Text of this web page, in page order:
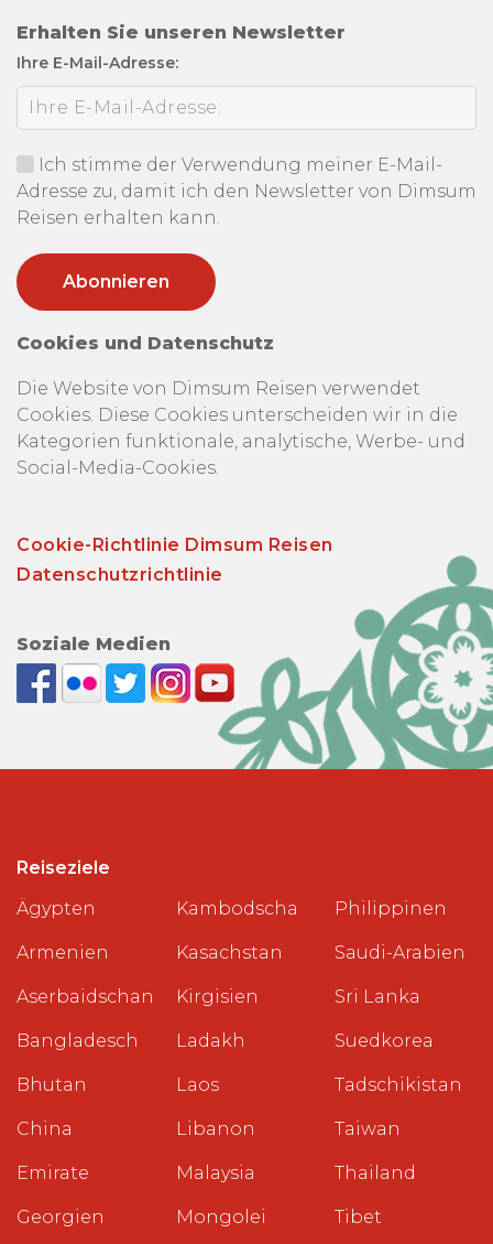
Erhalten Sie unseren Newsletter
Ihre E-Mail-Adresse:
Ich stimme der Verwendung meiner E-Mail-
Adresse zu, damit ich den Newsletter von Dimsum
Reisen erhalten kann.
Cookies und Datenschutz
Die Website von Dimsum Reisen verwendet
Cookies. Diese Cookies unterscheiden wir in die
Kategorien funktionale, analytische, Werbe- und
Social-Media-Cookies.
Cookie-Richtlinie Dimsum Reisen
Datenschutzrichtlinie
Soziale Medien
Reiseziele
Ägypten
Armenien
Aserbaidschan
Bangladesch
Bhutan
China
Emirate
Georgien
Kambodscha
Kasachstan
Kirgisien
Ladakh
Laos
Libanon
Malaysia
Mongolei
Philippinen
Saudi-Arabien
Sri Lanka
Suedkorea
Tadschikistan
Taiwan
Thailand
Tibet